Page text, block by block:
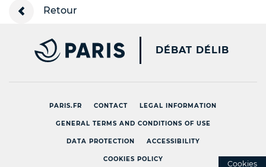
Retour
PARIS.FR [NEW
DÉBAT DÉLIB
PARIS.FR CONTACT LEGAL INFORMATION
GENERAL TERMS AND CONDITIONS OF USE
DATA PROTECTION ACCESSIBILITY
COOKIES POLICY